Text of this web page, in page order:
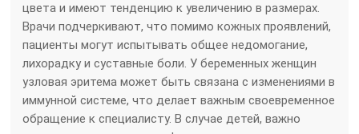
цвета и имеют тенденцию к увеличению в размерах.
Врачи подчеркивают, что помимо кожных проявлений,
пациенты могут испытывать общее недомогание,
лихорадку и суставные боли. У беременных женщин
узловая эритема может быть связана с изменениями в
иммунной системе, что делает важным своевременное
обращение к специалисту. В случае детей, важно